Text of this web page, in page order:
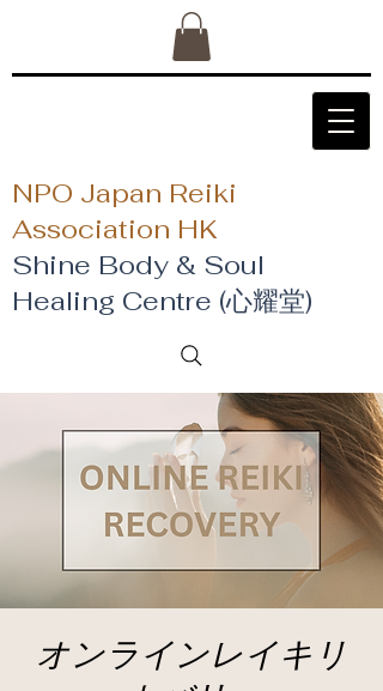
NPO Japan Reiki
Association HK
Shine Body & Soul
Healing Centre (心耀堂)
オンラインレイキリ